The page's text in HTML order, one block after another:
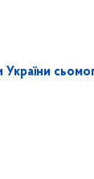
України